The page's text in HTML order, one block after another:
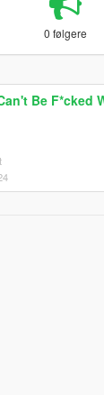
0 følgere
Be F*cked